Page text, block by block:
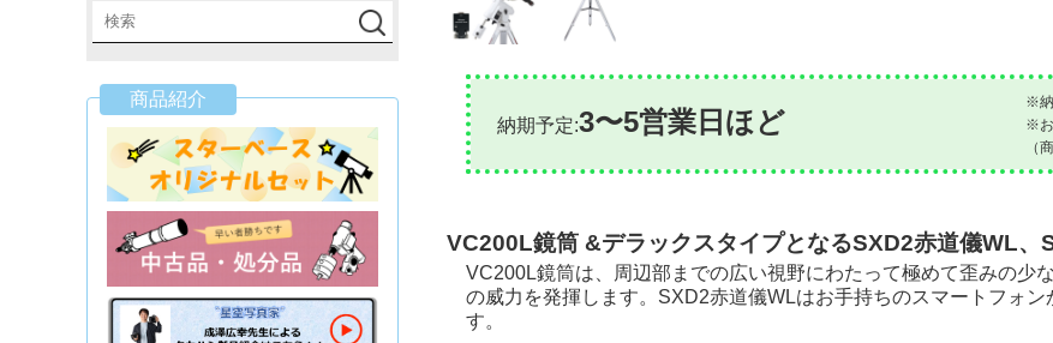
納期予定:3〜5営業日ほど
※納
※お
（
VC200L鏡筒 &デラックスタイプとなるSXD2赤道儀WL、
VC200L鏡筒は、周辺部までの広い視野にわたって極めて歪みの少
の威力を発揮します。SXD2赤道儀WLはお手持ちのスマートフォ
す。
商品紹介